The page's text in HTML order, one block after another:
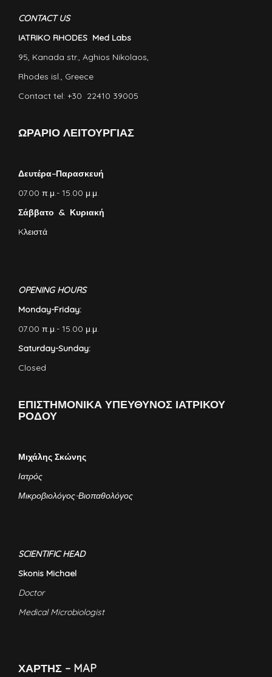
CONTACT US
IATRIKO RHODES Med Labs
95, Kanada str., Aghios Nikolaos,
Rhodes isl., Greece
Contact tel: +30 22410 39005
ΩΡΑΡΙΟ ΛΕΙΤΟΥΡΓΙΑΣ
Δευτέρα–Παρασκευή
07.00 π.μ.- 15.00 μ.μ.
Σάββατο & Κυριακή
Kλειστά
OPENING HOURS
Monday-Friday:
07.00 π.μ.- 15.00 μ.μ.
Saturday-Sunday:
Closed
ΕΠΙΣΤΗΜΟΝΙΚΑ ΥΠΕΥΘΥΝΟΣ ΙΑΤΡΙΚΟΥ
ΡΟΔΟΥ
Μιχάλης Σκώνης
Ιατρός
Μικροβιολόγος-Βιοπαθολόγος
SCIENTIFIC HEAD
Skonis Michael
Doctor
Medical Microbiologist
ΧΑΡΤΗΣ – MAP